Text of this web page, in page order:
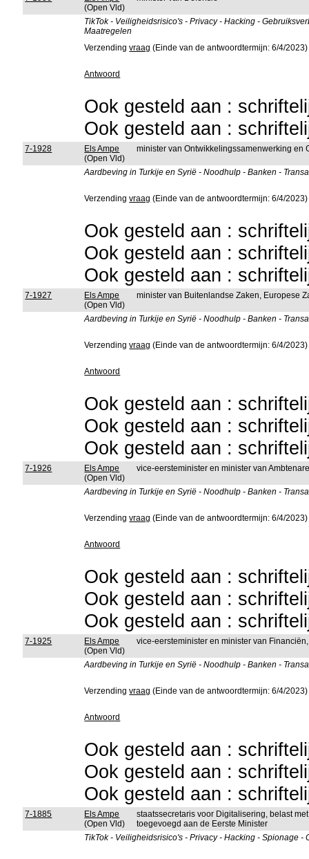
(Open Vld)
TikTok - Veiligheidsrisico's - Privacy - Hacking -
Maatregelen
Verzendingvraag (Einde van de antwoordtermijn: 6/4/2023)
Antwoord
Ook gesteld aan :
Ook gesteld aan :
7-1928
Els Ampe
(Open Vld)
minister van Ontwikkelingssamenwerking en
Aardbeving in Turkije en Syrië - Noodhulp - Banken -
Verzendingvraag (Einde van de antwoordtermijn: 6/4/2023)
Ook gesteld aan :
Ook gesteld aan :
Ook gesteld aan :
7-1927
Els Ampe
(Open Vld)
minister van Buitenlandse Zaken, Europese
Aardbeving in Turkije en Syrië - Noodhulp - Banken -
Verzendingvraag (Einde van de antwoordtermijn: 6/4/2023)
Antwoord
Ook gesteld aan :
Ook gesteld aan :
Ook gesteld aan :
7-1926
Els Ampe
(Open Vld)
vice-eersteminister en minister van
Aardbeving in Turkije en Syrië - Noodhulp - Banken -
Verzendingvraag (Einde van de antwoordtermijn: 6/4/2023)
Antwoord
Ook gesteld aan :
Ook gesteld aan :
Ook gesteld aan :
7-1925
Els Ampe
(Open Vld)
vice-eersteminister en minister van
Aardbeving in Turkije en Syrië - Noodhulp - Banken -
Verzendingvraag (Einde van de antwoordtermijn: 6/4/2023)
Antwoord
Ook gesteld aan :
Ook gesteld aan :
Ook gesteld aan :
7-1885
Els Ampe
(Open Vld)
staatssecretaris voor Digitalisering, belast
toegevoegd aan de Eerste Minister
TikTok - Veiligheidsrisico's - Privacy - Hacking - Spionage -